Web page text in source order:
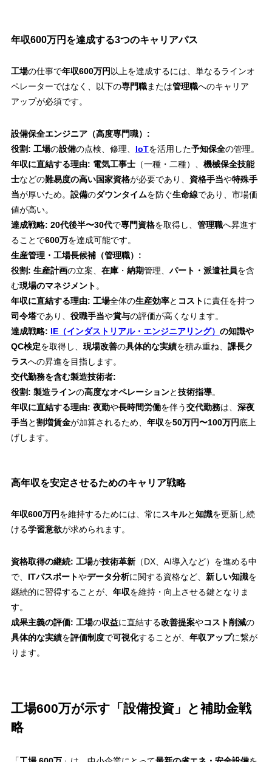
年収600万円を達成する3つのキャリアパス
工場の仕事で年収600万円 以上を達成するには、単なるラインオ
ペレーターではなく、以下の専門職または管理職へのキャリア
アップが必須です。
設備保全エンジニア（高度専門職）:
役割: 工場の設備の点検、修理、 IoTを活用した予知保全の管理。
年収に直結する理由: 電気工事士（一種・二種）、 機械保全技能
士などの難易度の高い国家資格が必要であり、 資格手当や特殊手
当が厚いため。 設備のダウンタイムを防ぐ生命線であり、市場価
値が高い。
達成戦略: 20代後半〜30代で専門資格を取得し、 管理職へ昇進す
ることで600万を達成可能です。
生産管理・工場長候補（管理職）:
役割: 生産計画の立案、 在庫・ 納期管理、 パート・派遣社員を含
む現場のマネジメント 。
年収に直結する理由: 工場全体の生産効率と コストに責任を持つ
司令塔であり、 役職手当や賞与の評価が高くなります。
達成戦略: IE（インダストリアル・エンジニアリング） の知識や
QC検定を取得し、 現場改善の具体的な実績を積み重ね、 課長ク
ラスへの昇進を目指します。
交代勤務を含む製造技術者:
役割: 製造ラインの高度なオペレーションと技術指導。
年収に直結する理由: 夜勤や長時間労働を伴う交代勤務は、 深夜
手当と割増賃金が加算されるため、 年収を50万円〜100万円 底上
げします。
高年収を安定させるためのキャリア戦略
年収600万円を維持するためには、常に スキルと知識を更新し続
ける学習意欲が求められます。
資格取得の継続: 工場が技術革新（DX、AI導入など）を進める中
で、 ITパスポートやデータ分析に関する資格など、 新しい知識を
継続的に習得することが、 年収を維持・向上させる鍵となりま
す。
成果主義の評価: 工場の収益に直結する改善提案やコスト削減の
具体的な実績を評価制度で可視化することが、 年収アップに繋が
ります。
工場600万が示す「設備投資」と補助金戦
略